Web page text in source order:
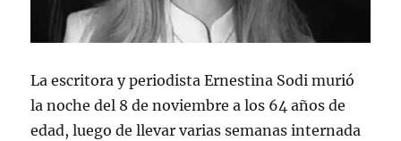
La escritora y periodista Ernestina Sodi murió
la noche del 8 de noviembre a los 64 años de
edad, luego de llevar varias semanas internada